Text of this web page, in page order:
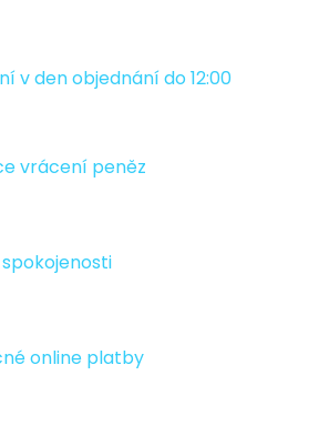
v den objednání do 12:00
vrácení peněz
online platby